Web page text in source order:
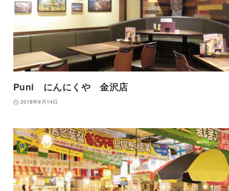
Puni にんにくや 金沢店
2018年9月14日